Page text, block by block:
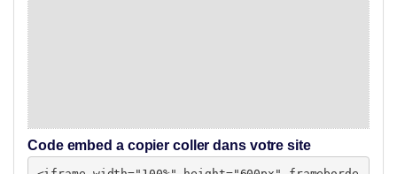
Code embed a copier coller dans votre site